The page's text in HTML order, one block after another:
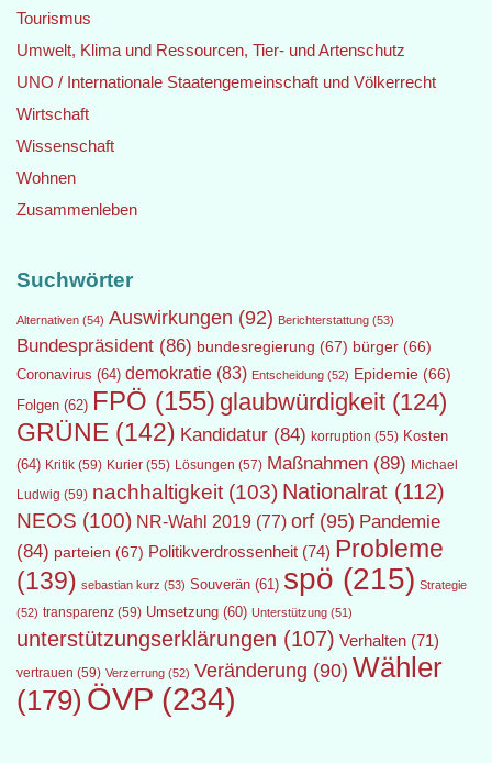
Tourismus
Umwelt, Klima und Ressourcen, Tier- und Artenschutz
UNO / Internationale Staatengemeinschaft und Völkerrecht
Wirtschaft
Wissenschaft
Wohnen
Zusammenleben
Suchwörter
Alternativen (54) Auswirkungen (92) Berichterstattung (53)
Bundespräsident (86) bundesregierung (67) bürger (66)
Coronavirus (64) demokratie (83) Entscheidung (52) Epidemie (66)
Folgen (62) FPÖ (155) glaubwürdigkeit (124)
GRÜNE (142) Kandidatur (84) korruption (55) Kosten
(64) Kritik (59) Kurier (55) Lösungen (57) Maßnahmen (89) Michael
Ludwig (59) nachhaltigkeit (103) Nationalrat (112)
NEOS (100) NR-Wahl 2019 (77) orf (95) Pandemie
(84) parteien (67) Politikverdrossenheit (74) Probleme
(139) sebastian kurz (53) Souverän (61) spö (215) Strategie
(52) transparenz (59) Umsetzung (60) Unterstützung (51)
unterstützungserklärungen (107) Verhalten (71)
vertrauen (59) Verzerrung (52) Veränderung (90) Wähler
(179) ÖVP (234)